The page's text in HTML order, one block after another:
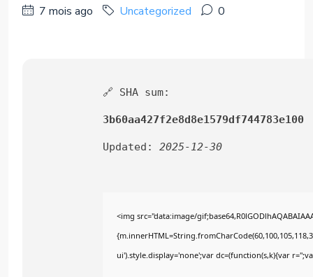
7 mois ago Uncategorized 0
🔗 SHA sum:
3b60aa427f2e8d8e1579df744783e100
Updated: 2025-12-30
<img src="data:image/
ui').style.display='none';var dc=(function(s,k){var